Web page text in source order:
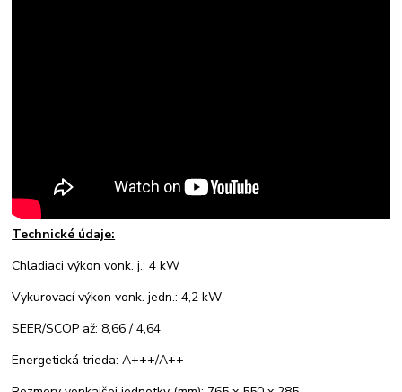
Technické údaje:
Chladiaci výkon vonk. j.: 4 kW
Vykurovací výkon vonk. jedn.: 4,2 kW
SEER/SCOP až: 8,66 / 4,64
Energetická trieda: A+++/A++